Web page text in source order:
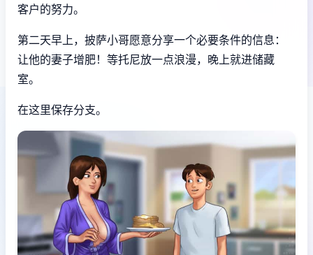
客户的努力。
第二天早上，披萨小哥愿意分享一个必要条件的信息：
让他的妻子增肥！等托尼放一点浪漫，晚上就进储藏
室。
在这里保存分支。